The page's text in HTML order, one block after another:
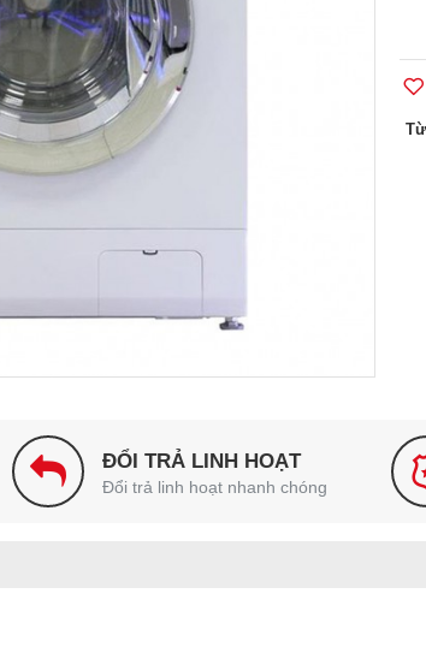
ĐỔI TRẢ LINH HOẠT
Đổi trả linh hoạt nhanh chóng